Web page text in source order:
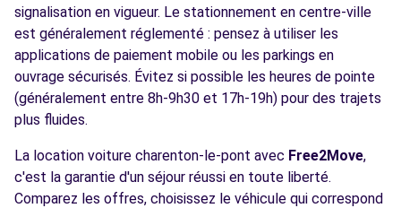
signalisation en vigueur. Le stationnement en centre-ville
est généralement réglementé : pensez à utiliser les
applications de paiement mobile ou les parkings en
ouvrage sécurisés. Évitez si possible les heures de pointe
(généralement entre 8h-9h30 et 17h-19h) pour des trajets
plus fluides.
La location voiture charenton-le-pont avec Free2Move,
c'est la garantie d'un séjour réussi en toute liberté.
Comparez les offres, choisissez le véhicule qui correspond